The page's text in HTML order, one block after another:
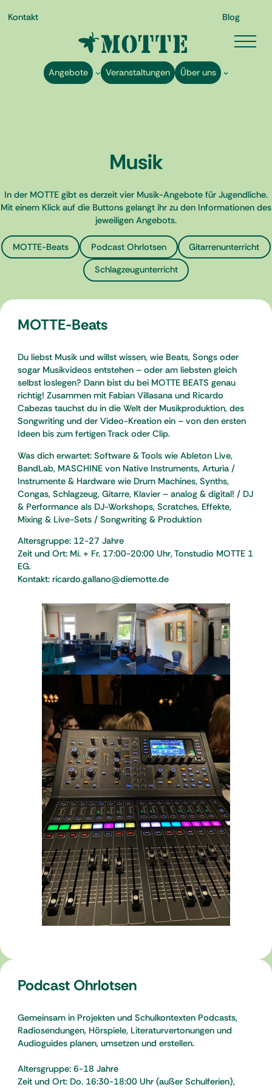
Kontakt Blog
Angebote Veranstaltungen Über uns
Musik
In der MOTTE gibt es derzeit vier Musik-Angebote für Jugendliche.
Mit einem Klick auf die Buttons gelangt ihr zu den Informationen des
jeweiligen Angebots.
MOTTE-Beats Podcast Ohrlotsen
Gitarrenunterricht
Schlagzeugunterricht
MOTTE-Beats
Du liebst Musik und willst wissen, wie Beats, Songs oder
sogar Musikvideos entstehen – oder am liebsten gleich
selbst loslegen? Dann bist du bei MOTTE BEATS genau
richtig! Zusammen mit Fabian Villasana und Ricardo
Cabezas tauchst du in die Welt der Musikproduktion, des
Songwriting und der Video-Kreation ein – von den ersten
Ideen bis zum fertigen Track oder Clip.
Was dich erwartet: Software & Tools wie Ableton Live,
BandLab, MASCHINE von Native Instruments, Arturia /
Instrumente & Hardware wie Drum Machines, Synths,
Congas, Schlagzeug, Gitarre, Klavier – analog & digital! / DJ
& Performance als DJ-Workshops, Scratches, Effekte,
Mixing & Live-Sets / Songwriting & Produktion
Altersgruppe: 12-27 Jahre
Zeit und Ort: Mi. + Fr. 17:00-20:00 Uhr, Tonstudio MOTTE 1
EG.
Kontakt: ricardo.gallano@diemotte.de
Podcast Ohrlotsen
Gemeinsam in Projekten und Schulkontexten Podcasts,
Radiosendungen, Hörspiele, Literaturvertonungen und
Audioguides planen, umsetzen und erstellen.
Altersgruppe: 6-18 Jahre
Zeit und Ort: Do. 16:30-18:00 Uhr (außer Schulferien),